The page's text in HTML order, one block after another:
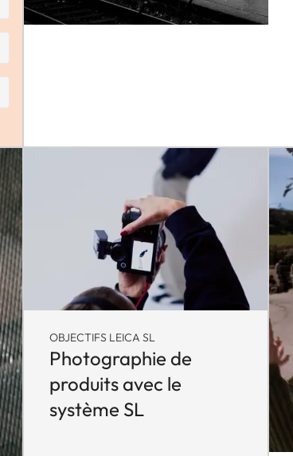
OBJECTIFS LEICA SL
Photographie de
produits avec le
système SL